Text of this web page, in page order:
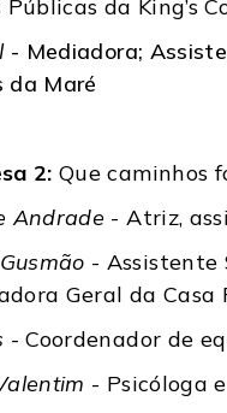
da King’s
- Mediadora;
da Maré
2: Que caminhos
Andrade - Atriz,
- Assistente
Geral da
- Coordenador de
- Psicóloga